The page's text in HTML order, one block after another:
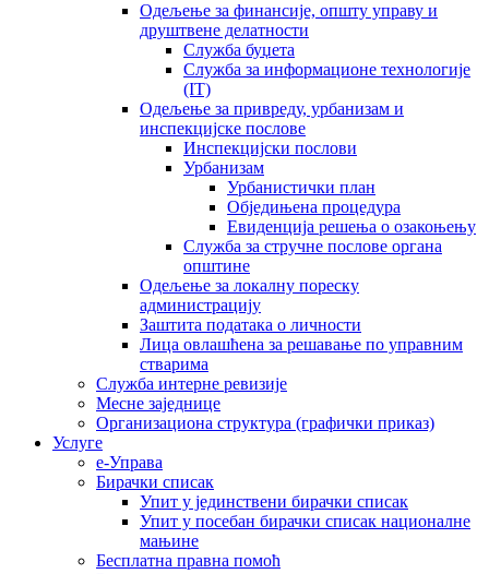
Одељење за финансије, општу управу и
друштвене делатности
Служба буџета
Служба за информационе технологије
(IT)
Одељење за привреду, урбанизам и
инспекцијске послове
Инспекцијски послови
Урбанизам
Урбанистички план
Обједињена процедура
Евиденција решења о озакоњењу
Служба за стручне послове органа
општине
Одељење за локалну пореску
администрацију
Заштита података о личности
Лица овлашћена за решавање по управним
стварима
Служба интерне ревизије
Месне заједнице
Организациона структура (графички приказ)
Услуге
е-Управа
Бирачки списак
Упит у јединствени бирачки списак
Упит у посебан бирачки списак националне
мањине
Бесплатна правна помоћ